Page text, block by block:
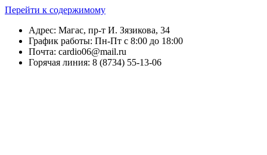
Перейти к содержимому
Адрес: Магас, пр-т И. Зязикова, 34
График работы: Пн-Пт с 8:00 до 18:00
Почта: cardio06@mail.ru
Горячая линия: 8 (8734) 55-13-06